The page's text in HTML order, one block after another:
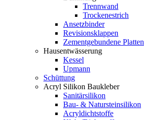
Trennwand
Trockenestrich
Ansetzbinder
Revisionsklappen
Zementgebundene Platten
Hausentwässerung
Kessel
Upmann
Schüttung
Acryl Silikon Baukleber
Sanitärsilikon
Bau- & Natursteinsilikon
Acryldichtstoffe